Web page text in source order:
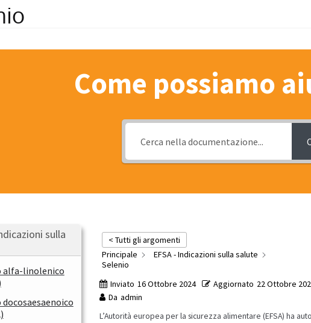
Come possiamo
sulla
alfa-linolenico
docosaesaenoico
< Tutti gli argomenti
Principale
EFSA - Indicazioni sulla salute
Selenio
Inviato 16 Ottobre 2024 Aggiornato 22 Ottobre
Da admin
L’Autorità europea per la sicurezza alimentare (EFSA) ha